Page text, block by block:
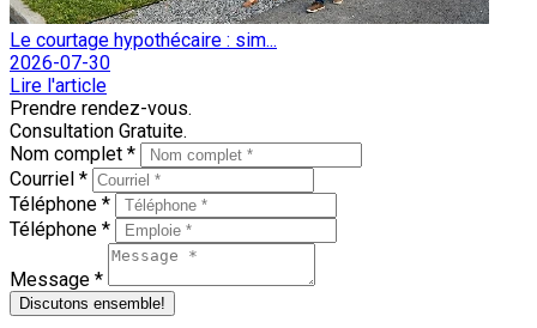
Le courtage hypothécaire : sim...
2026-07-30
Lire l'article
Prendre rendez-vous.
Consultation Gratuite.
Nom complet *
Courriel *
Téléphone *
Téléphone *
Message *
Discutons ensemble!